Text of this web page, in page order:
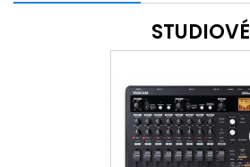
STUDIOVÉ